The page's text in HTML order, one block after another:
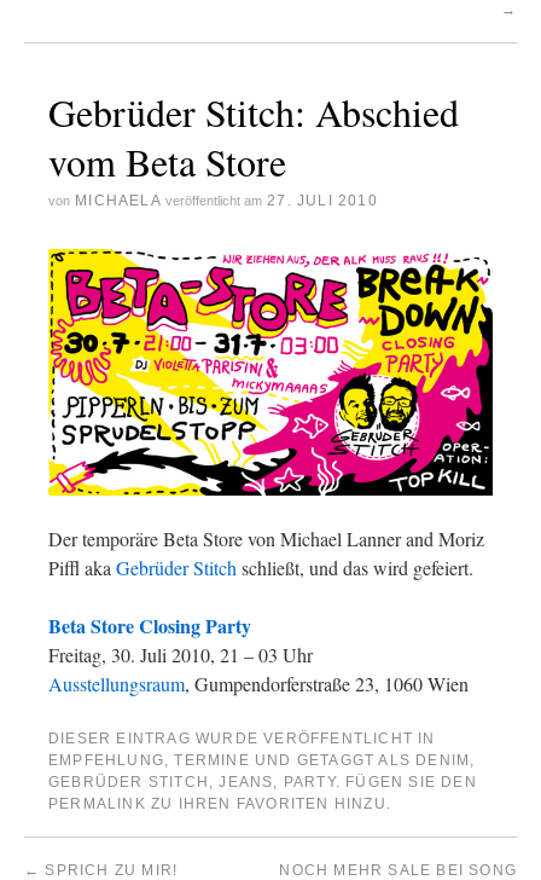
→
Gebrüder Stitch: Abschied
vom Beta Store
von MICHAELA veröffentlicht am 27. JULI 2010
Der temporäre Beta Store von Michael Lanner and Moriz
Piffl aka Gebrüder Stitch schließt, und das wird gefeiert.
Beta Store Closing Party
Freitag, 30. Juli 2010, 21 – 03 Uhr
Ausstellungsraum, Gumpendorferstraße 23, 1060 Wien
DIESER EINTRAG WURDE VERÖFFENTLICHT IN
EMPFEHLUNG ,TERMINE UND GETAGGT ALS DENIM
GEBRÜDER STITCH
,JEANS PARTY. FÜGEN SIE DEN
PERMALINK ZU IHREN FAVORITEN HINZU.
← SPRICH ZU MIR!
NOCH MEHR SALE BEI SONG